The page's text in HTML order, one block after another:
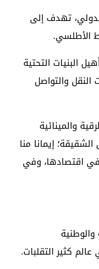
تهدف إلى
الأطلسي.
البنيات التحتية
والتواصل
والمينائية
إيمانا منا
اقتصادها، وفي
عالم كثير التقلبات.